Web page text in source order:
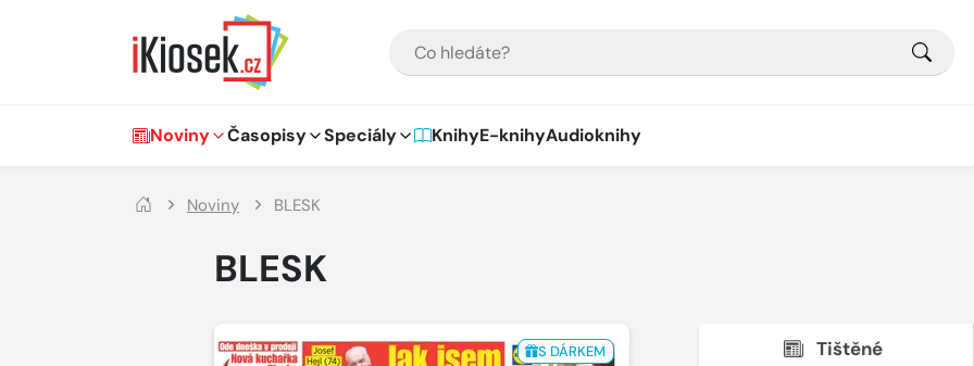
Hlavní navigace
Noviny Časopisy Speciály KnihyE-knihyAudioknihy
Noviny BLESK
BLESK
S DÁRKEM Tištěné